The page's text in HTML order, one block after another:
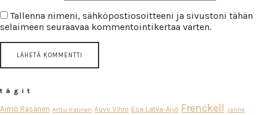
Tallenna nimeni, sähköpostiosoitteeni ja sivustoni tähän
selaimeen seuraavaa kommentointikertaa varten.
tägit
Aimo Räsänen Arttu Ratinen Auvo Vihro Esa Latva-Äijö Frenckell
Janne